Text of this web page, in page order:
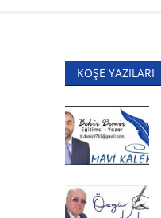
KÖŞE YAZILARI